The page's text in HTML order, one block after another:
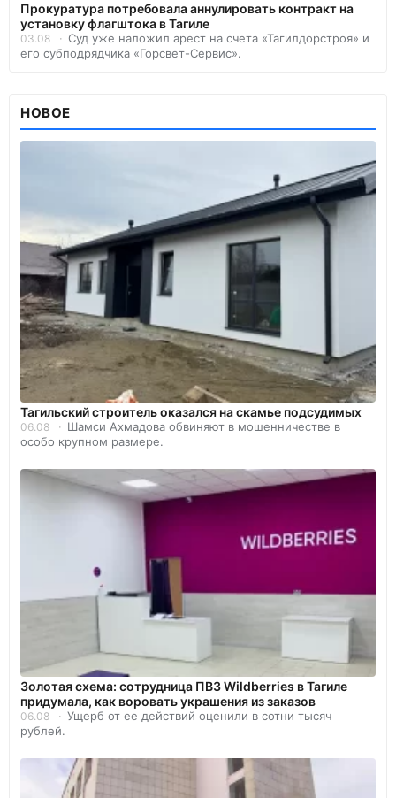
Прокуратура потребовала аннулировать контракт на
установку флагштока в Тагиле
03.08
Суд уже наложил арест на счета «Тагилдорстроя» и
его субподрядчика «Горсвет-Сервис».
НОВОЕ
Тагильский строитель оказался на скамье подсудимых
06.08
Шамси Ахмадова обвиняют в мошенничестве в
особо крупном размере.
Золотая схема: сотрудница ПВЗ Wildberries в Тагиле
придумала, как воровать украшения из заказов
06.08
Ущерб от ее действий оценили в сотни тысяч
рублей.